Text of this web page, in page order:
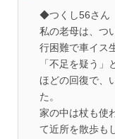
◆つくし56さん
私の老母は、つ
行困難で車イス
「不足を疑う」
ほどの回復で、
た。
家の中は杖も使
て近所を散歩も